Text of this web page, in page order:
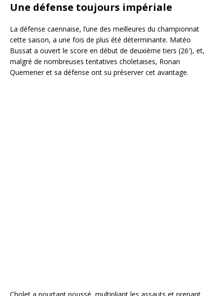
Une défense toujours impériale
La défense caennaise, l’une des meilleures du championnat
cette saison, a une fois de plus été déterminante. Matéo
Bussat a ouvert le score en début de deuxième tiers (26′), et,
malgré de nombreuses tentatives choletaises, Ronan
Quemener et sa défense ont su préserver cet avantage.